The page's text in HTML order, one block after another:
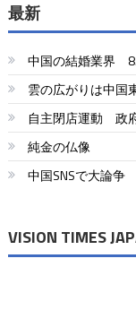
最新
中国の結婚業界
雲の広がりは中
自主閉店運動 政
純金の仏像
中国SNSで大論
VISION TIMES